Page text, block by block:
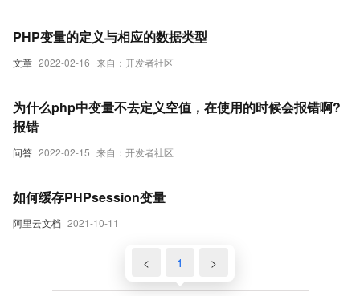
文章 2022-02-16 来自：开发者社区
PHP变量的定义与相应的数据类型
问答 2022-02-15 来自：开发者社区
为什么php中变量不去定义空值，在使用的时候会报错啊?
报错
阿里云文档 2021-10-11
如何缓存PHPsession变量
< 1 >